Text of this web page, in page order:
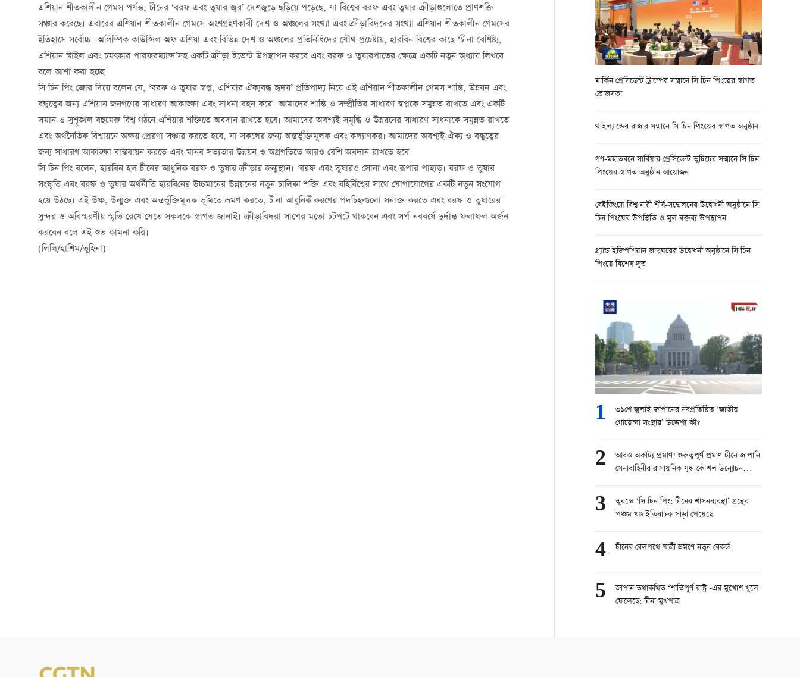
এশিয়ান শীতকালীন গেমস পর্যন্ত,চীনের ‘বরফ এবং তুষার জ্বর’ দেশজুড়ে ছড়িয়ে পড়েছে,যা বিশ্বের বরফ এবং তুষার ক্রীড়াগুলোতে প্রাণশক্তি
সঞ্চার করেছে। এবারের এশিয়ান শীতকালীন গেমসে অংশগ্রহণকারী দেশ ও অঞ্চলের সংখ্যা এবং ক্রীড়াবিদদের সংখ্যা এশিয়ান শীতকালীন গেমসের
ইতিহাসে সর্বোচ্চ। অলিম্পিক কাউন্সিল অফ এশিয়া এবং বিভিন্ন দেশ ও অঞ্চলের প্রতিনিধিদের যৌথ প্রচেষ্টায়,হারবিন বিশ্বের কাছে ‘চীনা বৈশিষ্ট্য,
এশিয়ান স্টাইল এবং চমৎকার পারফরম্যান্স’সহ একটি ক্রীড়া ইভেন্ট উপস্থাপন করবে এবং বরফ ও তুষারপাতের ক্ষেত্রে একটি নতুন অধ্যায় লিখবে
বলে আশা করা হচ্ছে।
সি চিন পিং জোর দিয়ে বলেন যে, ‘বরফ ও তুষার স্বপ্ন, এশিয়ার ঐক্যবদ্ধ হৃদয়’ প্রতিপাদ্য নিয়ে এই এশিয়ান শীতকালীন গেমস শান্তি,উন্নয়ন এবং
বন্ধুত্বের জন্য এশিয়ান জনগণের সাধারণ আকাঙ্ক্ষা এবং সাধনা বহন করে। আমাদের শান্তি ও সম্প্রীতির সাধারণ স্বপ্নকে সমুন্নত রাখতে এবং একটি
সমান ও সুশৃঙ্খল বহুমেরু বিশ্ব গঠনে এশিয়ার শক্তিতে অবদান রাখতে হবে। আমাদের অবশ্যই সমৃদ্ধি ও উন্নয়নের সাধারণ সাধনাকে সমুন্নত রাখতে
এবং অর্থনৈতিক বিশ্বায়নে অক্ষয় প্রেরণা সঞ্চার করতে হবে, যা সকলের জন্য অন্তর্ভুক্তিমূলক এবং কল্যাণকর। আমাদের অবশ্যই ঐক্য ও বন্ধুত্বের
জন্য সাধারণ আকাঙ্ক্ষা বাস্তবায়ন করতে এবং মানব সভ্যতার উন্নয়ন ও অগ্রগতিতে আরও বেশি অবদান রাখতে হবে।
সি চিন পিং বলেন, হারবিন হল চীনের আধুনিক বরফ ও তুষার ক্রীড়ার জন্মস্থান। ‘বরফ এবং তুষারও সোনা এবং রূপার পাহাড়। বরফ ও তুষার
সংস্কৃতি এবং বরফ ও তুষার অর্থনীতি হারবিনের উচ্চমানের উন্নয়নের নতুন চালিকা শক্তি এবং বহির্বিশ্বের সাথে যোগাযোগের একটি নতুন সংযোগ
হয়ে উঠছে। এই উষ্ণ,উন্মুক্ত এবং অন্তর্ভুক্তিমূলক ভূমিতে ভ্রমণ করতে,চীনা আধুনিকীকরণের পদচিহ্নগুলো সনাক্ত করতে এবং বরফ ও তুষারের
সুন্দর ও অবিস্মরণীয় স্মৃতি রেখে যেতে সকলকে স্বাগত জানাই।ক্রীড়াবিদরা সাপের মতো চটপটে থাকবেন এবং সর্প-নববর্ষে দুর্দান্ত ফলাফল অর্জন
করবেন বলে এই শুভ কামনা করি।
(লিলি/হাশিম/তুহিনা)
মার্কিন প্রেসিডেন্ট ট্রাম্পের সম্মানে সি চিন পিংয়ের স্বাগত
ভোজসভা
থাইল্যান্ডের রাজার সম্মানে সি চিন পিংয়ের স্বাগত অনুষ্ঠান
গণ-মহাভবনে সার্বিয়ার প্রেসিডেন্ট ভুচিচের সম্মানে সি চিন
পিংয়ের স্বাগত অনুষ্ঠান আয়োজন
বেইজিংয়ে বিশ্ব নারী শীর্ষ-সম্মেলনের উদ্বোধনী অনুষ্ঠানে সি
চিন পিংয়ের উপস্থিতি ও মূল বক্তব্য উপস্থাপন
গ্র্যান্ড ইজিপশিয়ান জাদুঘরের উদ্বোধনী অনুষ্ঠানে সি চিন
পিংয়ে বিশেষ দূত
1
৩১শে জুলাই জাপানের নবপ্রতিষ্ঠিত ‘জাতীয়
গোয়েন্দা সংস্থার’ উদ্দেশ্য কী?
2
আরও অকাট্য প্রমাণ! গুরুত্বপূর্ণ প্রমাণ চীনে জাপানি
সেনাবাহিনীর রাসায়নিক যুদ্ধ কৌশল উন্মোচন
3
তুরস্কে ‘সি চিন পিং: চীনের শাসনব্যবস্থা’ গ্রন্থের
পঞ্চম খণ্ড ইতিবাচক সাড়া পেয়েছে
4 চীনের রেলপথে যাত্রী ভ্রমণে নতুন রেকর্ড
5
জাপান তথাকথিত ‘শান্তিপূর্ণ রাষ্ট্র’-এর মুখোশ খুলে
ফেলেছে: চীনা মুখপাত্র